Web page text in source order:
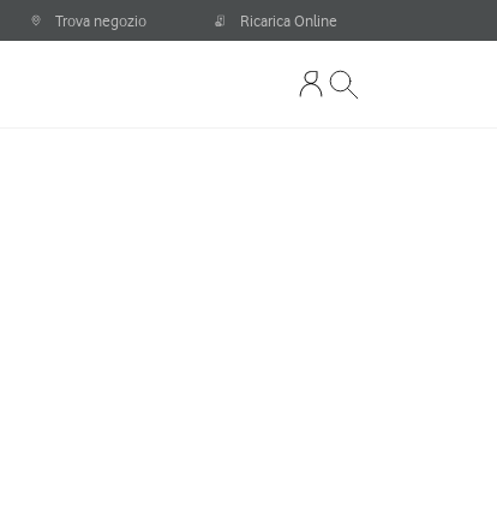
Trova negozio Ricarica Online